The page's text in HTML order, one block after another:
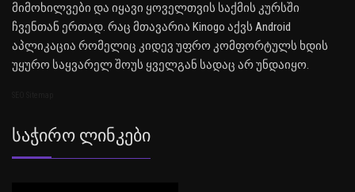
მიმოხილვები და იყავი ყოველთვის საქმის კურსში
ჩვენთან ერთად. რაც მთავარია Kinogo აქვს Android
აპლიკაცია რომელიც კიდევ უფრო კომფორტულს ხდის
უყურო საყვარელ შოუს ყველგან სადაც არ უნდაიყო.
Საჭირო Ლინკები